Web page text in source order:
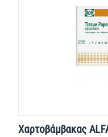
Χαρτοβάμβακας